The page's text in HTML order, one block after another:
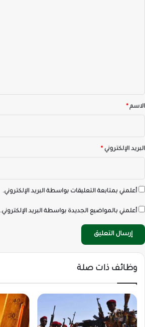
*الاسم*
البريد الإلكتروني*
أعلمني بمتابعة التعليقات بواسطة البريد الإلكتروني.
أعلمني بالمواضيع الجديدة بواسطة البريد الإلكتروني.
وظائف ذات صلة